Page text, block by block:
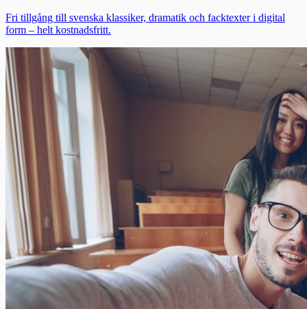
Fri tillgång till svenska klassiker, dramatik och facktexter i digital
form – helt kostnadsfritt.